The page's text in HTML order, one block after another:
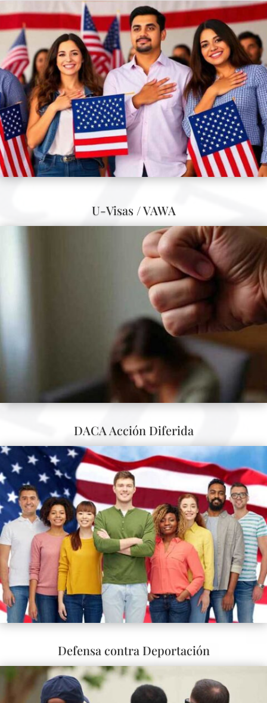
U-Visas / VAWA
DACA Acción Diferida
Defensa contra Deportación